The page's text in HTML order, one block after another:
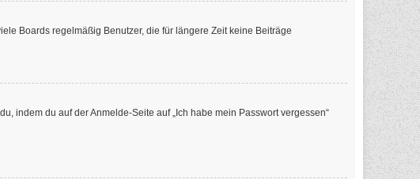
Boards regelmäßig Benutzer, die für längere Zeit keine Beiträge
indem du auf der Anmelde-Seite auf „Ich habe mein Passwort vergessen“